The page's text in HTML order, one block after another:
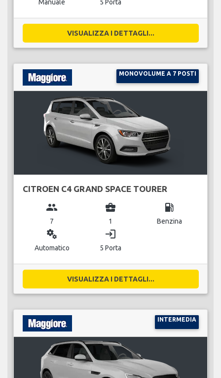
Manuale 5 Porta
VISUALIZZA I DETTAGLI...
MONOVOLUME A 7 POSTI
CITROEN C4 GRAND SPACE TOURER
group
7
business_center
1
local_gas_station
Benzina
miscellaneous_services
Automatico
login
5 Porta
VISUALIZZA I DETTAGLI...
INTERMEDIA